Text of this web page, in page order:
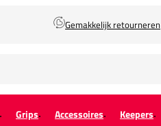
Gemakkelijk retourneren
Grips Accessoires Keepers